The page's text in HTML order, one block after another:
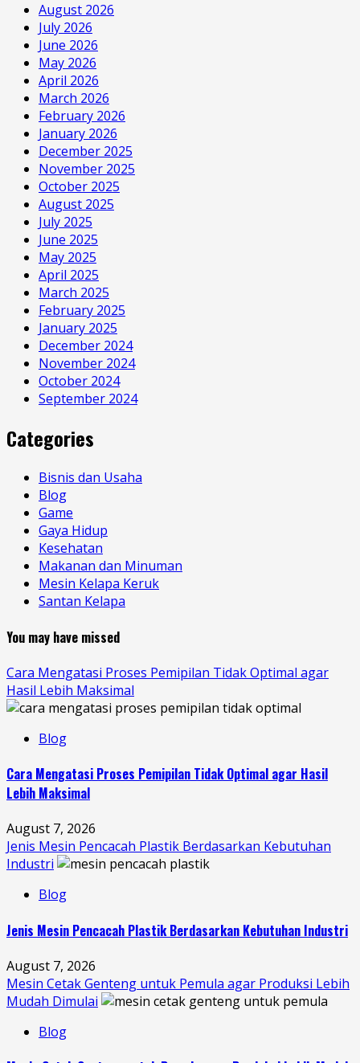
August 2026
July 2026
June 2026
May 2026
April 2026
March 2026
February 2026
January 2026
December 2025
November 2025
October 2025
August 2025
July 2025
June 2025
May 2025
April 2025
March 2025
February 2025
January 2025
December 2024
November 2024
October 2024
September 2024
Categories
Bisnis dan Usaha
Blog
Game
Gaya Hidup
Kesehatan
Makanan dan Minuman
Mesin Kelapa Keruk
Santan Kelapa
You may have missed
Cara Mengatasi Proses Pemipilan Tidak Optimal agar
Hasil Lebih Maksimal
Blog
Cara Mengatasi Proses Pemipilan Tidak Optimal agar Hasil
Lebih Maksimal
August 7, 2026
Jenis Mesin Pencacah Plastik Berdasarkan Kebutuhan
Industri
Blog
Jenis Mesin Pencacah Plastik Berdasarkan Kebutuhan Industri
August 7, 2026
Mesin Cetak Genteng untuk Pemula agar Produksi Lebih
Mudah Dimulai
Blog